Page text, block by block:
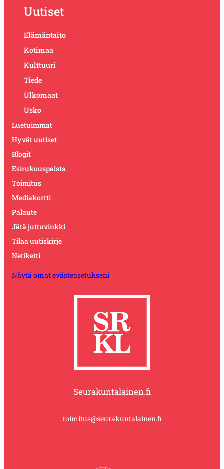
Uutiset
Elämäntaito
Kotimaa
Kulttuuri
Tiede
Ulkomaat
Usko
Luetuimmat
Hyvät uutiset
Blogit
Esirukouspalsta
Toimitus
Mediakortti
Palaute
Jätä juttuvinkki
Tilaa uutiskirje
Netiketti
Näytä omat evästeasetukseni
Seurakuntalainen.fi
toimitus@seurakuntalainen.fi